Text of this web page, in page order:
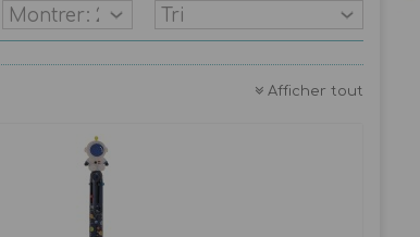
Afficher tout